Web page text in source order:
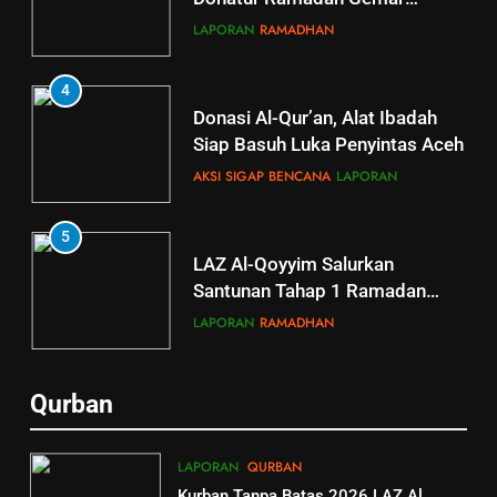
Berbagi
LAPORAN RAMADHAN
4
Donasi Al-Qur’an, Alat Ibadah
Siap Basuh Luka Penyintas Aceh
AKSI SIGAP BENCANA LAPORAN
5
LAZ Al-Qoyyim Salurkan
Santunan Tahap 1 Ramadan
Gemar Berbagi
LAPORAN RAMADHAN
Berkah dengan bayar fidyah
Qurban
LAPORAN QURBAN
5
Tahsin Griya Tahfidz Al-Qoyyim:
Semangat Bapak-Bapak
Menjaga Kalam Ilahi di Tengah
GRIYA TAHFIDZ LAPORAN
LAHIRNYA GENERASI QURANI
GRIYA TAHFIDZ LAPORAN